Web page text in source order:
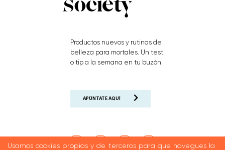
Productos nuevos y rutinas de
belleza para mortales. Un test
o tip a la semana en tu buzón.
APÚNTATE AQUÍ
Usamos cookies propias y de terceros para que navegues la